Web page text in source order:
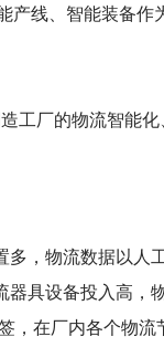
线、智能装备作
厂的物流智能化
，物流数据以人
具设备投入高，
，在厂内各个物